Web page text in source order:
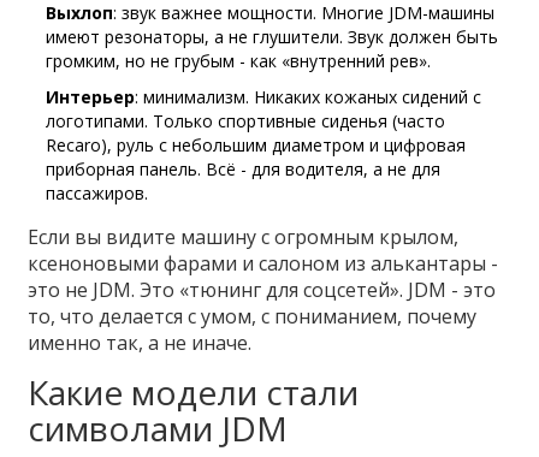
Выхлоп: звук важнее мощности. Многие JDM-машины
имеют резонаторы, а не глушители. Звук должен быть
громким, но не грубым - как «внутренний рев».
Интерьер: минимализм. Никаких кожаных сидений с
логотипами. Только спортивные сиденья (часто
Recaro), руль с небольшим диаметром и цифровая
приборная панель. Всё - для водителя, а не для
пассажиров.
Если вы видите машину с огромным крылом,
ксеноновыми фарами и салоном из алькантары -
это не JDM. Это «тюнинг для соцсетей». JDM - это
то, что делается с умом, с пониманием, почему
именно так, а не иначе.
Какие модели стали
символами JDM